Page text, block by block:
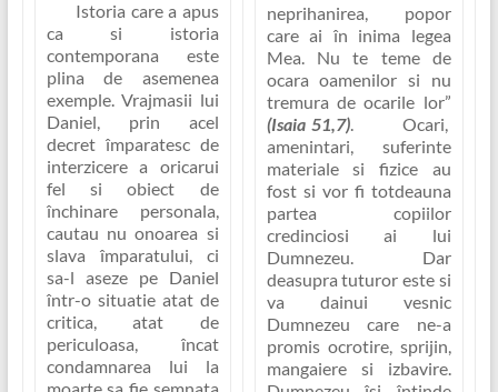
Istoria care a apus
ca si istoria
contemporana este
plina de asemenea
exemple. Vrajmasii lui
Daniel, prin acel
decret împaratesc de
interzicere a oricarui
fel si obiect de
închinare personala,
cautau nu onoarea si
slava împaratului, ci
sa-l aseze pe Daniel
într-o situatie atat de
critica, atat de
periculoasa, încat
condamnarea lui la
neprihanirea, popor
care ai în inima legea
Mea. Nu te teme de
ocara oamenilor si nu
tremura de ocarile lor”
(Isaia 51,7). Ocari,
amenintari, suferinte
materiale si fizice au
fost si vor fi totdeauna
partea copiilor
credinciosi ai lui
Dumnezeu. Dar
deasupra tuturor este si
va dainui vesnic
Dumnezeu care ne-a
promis ocrotire, sprijin,
mangaiere si izbavire.